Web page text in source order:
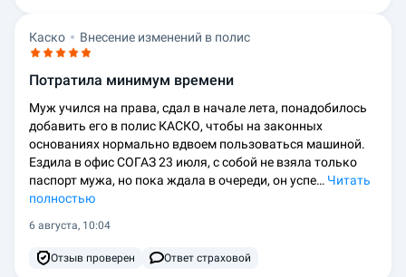
Каско Внесение изменений в полис
Потратила минимум времени
Муж учился на права, сдал в начале лета, понадобилось
добавить его в полис КАСКО, чтобы на законных
основаниях нормально вдвоем пользоваться машиной.
Ездила в офис СОГАЗ 23 июля, с собой не взяла только
паспорт мужа, но пока ждала в очереди, он успе… Читать
полностью
6 августа, 10:04
Отзыв проверен Ответ страховой